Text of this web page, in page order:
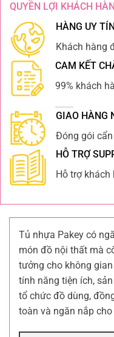
QUYỀN LỢI KHÁCH
HÀNG UY TÍN
Khách hàng
CAM KẾT
99% khách
GIAO HÀNG
Đóng gói
HỖ TRỢ
Hỗ trợ
Tủ nhựa Pakey có
món đồ nội thất mà
tưởng cho không
tính năng tiện ích,
tổ chức đồ dùng,
toàn và ngăn nắp cho